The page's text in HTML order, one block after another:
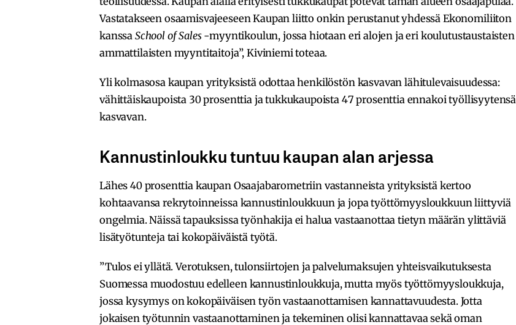
Vastatakseen osaamisvajeeseen Kaupan liitto onkin perustanut yhdessä Ekonomiliiton
kanssa School ofSales-myyntikoulun, jossa hiotaan eri alojen ja eri koulutustaustaisten
ammattilaisten myyntitaitoja”, Kiviniemi toteaa.
Yli kolmasosa kaupan yrityksistä odottaa henkilöstön kasvavan lähitulevaisuudessa:
vähittäiskaupoista 30 prosenttia ja tukkukaupoista 47 prosenttia ennakoi työllisyytensä
kasvavan.
Kannustinloukku tuntuu kaupan alan arjessa
Lähes 40 prosenttia kaupan Osaajabarometriin vastanneista yrityksistä kertoo
kohtaavansa rekrytoinneissa kannustinloukkuun ja jopa työttömyysloukkuun liittyviä
ongelmia. Näissä tapauksissa työnhakija ei halua vastaanottaa tietyn määrän ylittäviä
lisätyötunteja tai kokopäiväistä työtä.
”Tulos ei yllätä. Verotuksen, tulonsiirtojen ja palvelumaksujen yhteisvaikutuksesta
Suomessa muodostuu edelleen kannustinloukkuja, mutta myös työttömyysloukkuja,
jossa kysymys on kokopäiväisen työn vastaanottamisen kannattavuudesta. Jotta
jokaisen työtunnin vastaanottaminen ja tekeminen olisi kannattavaa sekä oman